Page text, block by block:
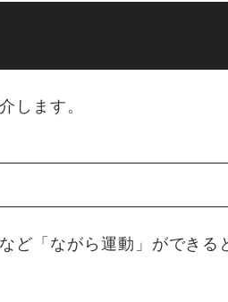
します。
ど「ながら運動」ができる